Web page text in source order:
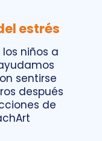
estrés
los niños a
sentirse
después
de